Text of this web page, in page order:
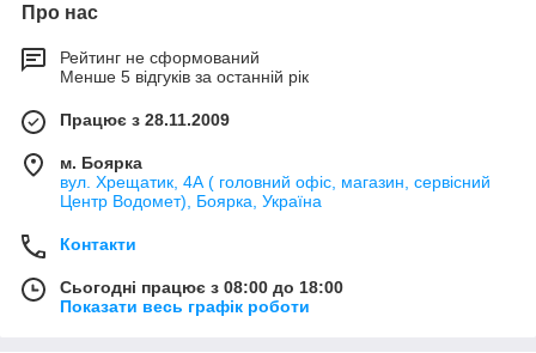
Про нас
Рейтинг не сформований
Менше 5 відгуків за останній рік
Працює з 28.11.2009
м. Боярка
вул. Хрещатик, 4А ( головний офіс, магазин, сервісний
Центр Водомет), Боярка, Україна
Контакти
Сьогодні працює з 08:00 до 18:00
Показати весь графік роботи